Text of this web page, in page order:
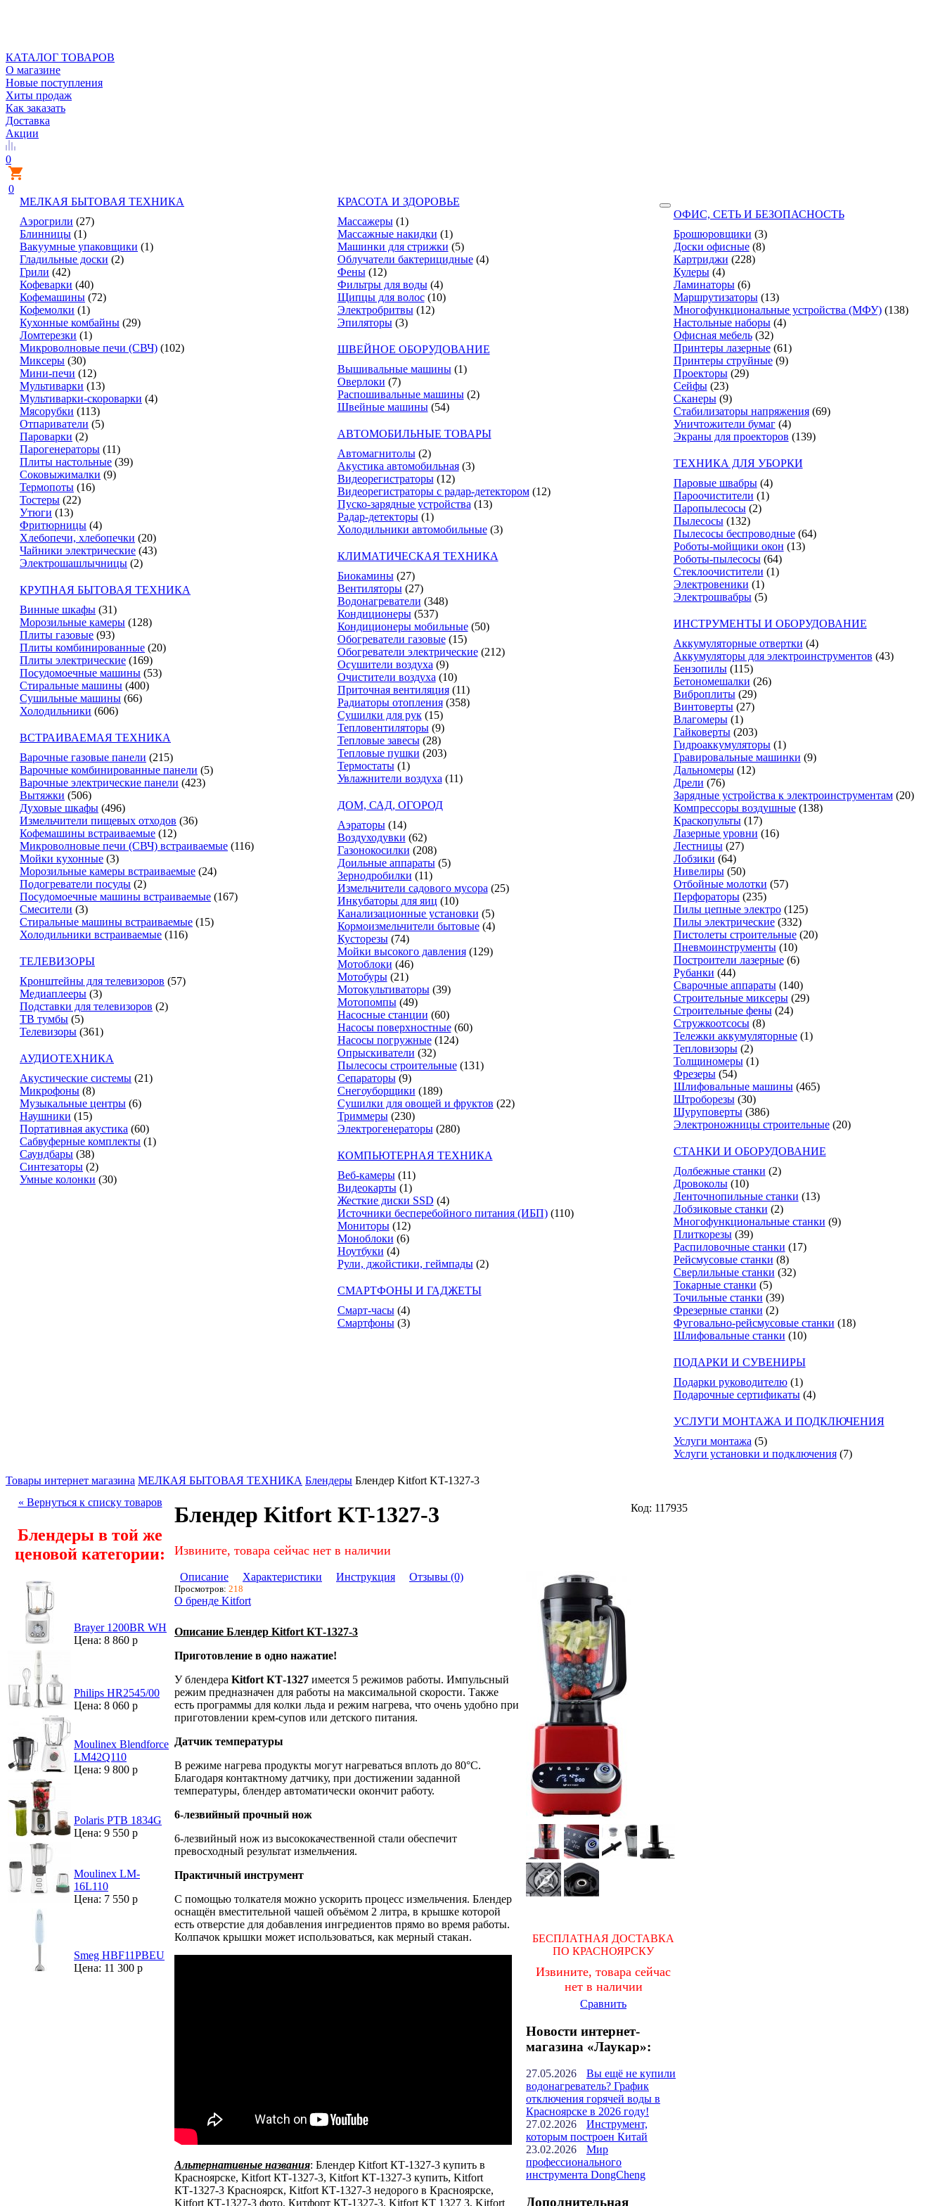
КАТАЛОГ ТОВАРОВ
О магазине
Новые поступления
Хиты продаж
Как заказать
Доставка
Акции
0
0
МЕЛКАЯ БЫТОВАЯ ТЕХНИКА
Аэрогрили (27)
Блинницы (1)
Вакуумные упаковщики (1)
Гладильные доски (2)
Грили (42)
Кофеварки (40)
Кофемашины (72)
Кофемолки (1)
Кухонные комбайны (29)
Ломтерезки (1)
Микроволновые печи (СВЧ) (102)
Миксеры (30)
Мини-печи (12)
Мультиварки (13)
Мультиварки-скороварки (4)
Мясорубки (113)
Отпариватели (5)
Пароварки (2)
Парогенераторы (11)
Плиты настольные (39)
Соковыжималки (9)
Термопоты (16)
Тостеры (22)
Утюги (13)
Фритюрницы (4)
Хлебопечи, хлебопечки (20)
Чайники электрические (43)
Электрошашлычницы (2)
КРУПНАЯ БЫТОВАЯ ТЕХНИКА
Винные шкафы (31)
Морозильные камеры (128)
Плиты газовые (93)
Плиты комбинированные (20)
Плиты электрические (169)
Посудомоечные машины (53)
Стиральные машины (400)
Сушильные машины (66)
Холодильники (606)
ВСТРАИВАЕМАЯ ТЕХНИКА
Варочные газовые панели (215)
Варочные комбинированные панели (5)
Варочные электрические панели (423)
Вытяжки (506)
Духовые шкафы (496)
Измельчители пищевых отходов (36)
Кофемашины встраиваемые (12)
Микроволновые печи (СВЧ) встраиваемые (116)
Мойки кухонные (3)
Морозильные камеры встраиваемые (24)
Подогреватели посуды (2)
Посудомоечные машины встраиваемые (167)
Смесители (3)
Стиральные машины встраиваемые (15)
Холодильники встраиваемые (116)
ТЕЛЕВИЗОРЫ
Кронштейны для телевизоров (57)
Медиаплееры (3)
Подставки для телевизоров (2)
ТВ тумбы (5)
Телевизоры (361)
АУДИОТЕХНИКА
Акустические системы (21)
Микрофоны (8)
Музыкальные центры (6)
Наушники (15)
Портативная акустика (60)
Сабвуферные комплекты (1)
Саундбары (38)
Синтезаторы (2)
Умные колонки (30)
КРАСОТА И ЗДОРОВЬЕ
Массажеры (1)
Массажные накидки (1)
Машинки для стрижки (5)
Облучатели бактерицидные (4)
Фены (12)
Фильтры для воды (4)
Щипцы для волос (10)
Электробритвы (12)
Эпиляторы (3)
ШВЕЙНОЕ ОБОРУДОВАНИЕ
Вышивальные машины (1)
Оверлоки (7)
Распошивальные машины (2)
Швейные машины (54)
АВТОМОБИЛЬНЫЕ ТОВАРЫ
Автомагнитолы (2)
Акустика автомобильная (3)
Видеорегистраторы (12)
Видеорегистраторы с радар-детектором (12)
Пуско-зарядные устройства (13)
Радар-детекторы (1)
Холодильники автомобильные (3)
КЛИМАТИЧЕСКАЯ ТЕХНИКА
Биокамины (27)
Вентиляторы (27)
Водонагреватели (348)
Кондиционеры (537)
Кондиционеры мобильные (50)
Обогреватели газовые (15)
Обогреватели электрические (212)
Осушители воздуха (9)
Очистители воздуха (10)
Приточная вентиляция (11)
Радиаторы отопления (358)
Сушилки для рук (15)
Тепловентиляторы (9)
Тепловые завесы (28)
Тепловые пушки (203)
Термостаты (1)
Увлажнители воздуха (11)
ДОМ, САД, ОГОРОД
Аэраторы (14)
Воздуходувки (62)
Газонокосилки (208)
Доильные аппараты (5)
Зернодробилки (11)
Измельчители садового мусора (25)
Инкубаторы для яиц (10)
Канализационные установки (5)
Кормоизмельчители бытовые (4)
Кусторезы (74)
Мойки высокого давления (129)
Мотоблоки (46)
Мотобуры (21)
Мотокультиваторы (39)
Мотопомпы (49)
Насосные станции (60)
Насосы поверхностные (60)
Насосы погружные (124)
Опрыскиватели (32)
Пылесосы строительные (131)
Сепараторы (9)
Снегоуборщики (189)
Сушилки для овощей и фруктов (22)
Триммеры (230)
Электрогенераторы (280)
КОМПЬЮТЕРНАЯ ТЕХНИКА
Веб-камеры (11)
Видеокарты (1)
Жесткие диски SSD (4)
Источники бесперебойного питания (ИБП) (110)
Мониторы (12)
Моноблоки (6)
Ноутбуки (4)
Рули, джойстики, геймпады (2)
СМАРТФОНЫ И ГАДЖЕТЫ
Смарт-часы (4)
Смартфоны (3)
ОФИС, СЕТЬ И БЕЗОПАСНОСТЬ
Брошюровщики (3)
Доски офисные (8)
Картриджи (228)
Кулеры (4)
Ламинаторы (6)
Маршрутизаторы (13)
Многофункциональные устройства (МФУ) (138)
Настольные наборы (4)
Офисная мебель (32)
Принтеры лазерные (61)
Принтеры струйные (9)
Проекторы (29)
Сейфы (23)
Сканеры (9)
Стабилизаторы напряжения (69)
Уничтожители бумаг (4)
Экраны для проекторов (139)
ТЕХНИКА ДЛЯ УБОРКИ
Паровые швабры (4)
Пароочистители (1)
Паропылесосы (2)
Пылесосы (132)
Пылесосы беспроводные (64)
Роботы-мойщики окон (13)
Роботы-пылесосы (64)
Стеклоочистители (1)
Электровеники (1)
Электрошвабры (5)
ИНСТРУМЕНТЫ И ОБОРУДОВАНИЕ
Аккумуляторные отвертки (4)
Аккумуляторы для электроинструментов (43)
Бензопилы (115)
Бетономешалки (26)
Виброплиты (29)
Винтоверты (27)
Влагомеры (1)
Гайковерты (203)
Гидроаккумуляторы (1)
Гравировальные машинки (9)
Дальномеры (12)
Дрели (76)
Зарядные устройства к электроинструментам (20)
Компрессоры воздушные (138)
Краскопульты (17)
Лазерные уровни (16)
Лестницы (27)
Лобзики (64)
Нивелиры (50)
Отбойные молотки (57)
Перфораторы (235)
Пилы цепные электро (125)
Пилы электрические (332)
Пистолеты строительные (20)
Пневмоинструменты (10)
Построители лазерные (6)
Рубанки (44)
Сварочные аппараты (140)
Строительные миксеры (29)
Строительные фены (24)
Стружкоотсосы (8)
Тележки аккумуляторные (1)
Тепловизоры (2)
Толщиномеры (1)
Фрезеры (54)
Шлифовальные машины (465)
Штроборезы (30)
Шуруповерты (386)
Электроножницы строительные (20)
СТАНКИ И ОБОРУДОВАНИЕ
Долбежные станки (2)
Дровоколы (10)
Ленточнопильные станки (13)
Лобзиковые станки (2)
Многофункциональные станки (9)
Плиткорезы (39)
Распиловочные станки (17)
Рейсмусовые станки (8)
Сверлильные станки (32)
Токарные станки (5)
Точильные станки (39)
Фрезерные станки (2)
Фуговально-рейсмусовые станки (18)
Шлифовальные станки (10)
ПОДАРКИ И СУВЕНИРЫ
Подарки руководителю (1)
Подарочные сертификаты (4)
УСЛУГИ МОНТАЖА И ПОДКЛЮЧЕНИЯ
Услуги монтажа (5)
Услуги установки и подключения (7)
Товары интернет магазина МЕЛКАЯ БЫТОВАЯ ТЕХНИКА Блендеры Блендер Kitfort KT-1327-3
« Вернуться к списку товаров
Блендеры в той же
ценовой категории:
Brayer 1200BR WH
Цена: 8 860 р
Philips HR2545/00
Цена: 8 060 р
Moulinex Blendforce
LM42Q110
Цена: 9 800 р
Polaris PTB 1834G
Цена: 9 550 р
Moulinex LM-
16L110
Цена: 7 550 р
Smeg HBF11PBEU
Цена: 11 300 р
Код: 117935
Блендер Kitfort KT-1327-3
Извините, товара сейчас нет в наличии
БЕСПЛАТНАЯ ДОСТАВКА
ПО КРАСНОЯРСКУ
Извините, товара сейчас
нет в наличии
Сравнить
Новости интернет-
магазина «Лаукар»:
27.05.2026
Вы ещё не купили
водонагреватель? График
отключения горячей воды в
Красноярске в 2026 году!
27.02.2026
Инструмент,
которым построен Китай
23.02.2026
Мир
профессионального
инструмента DongCheng
Дополнительная
Описание Характеристики Инструкция Отзывы (0)
Просмотров: 218
О бренде Kitfort
Описание Блендер Kitfort КТ-1327-3
Приготовление в одно нажатие!
У блендера Kitfort КТ-1327 имеется 5 режимов работы. Импульсный
режим предназначен для работы на максимальной скорости. Также
есть программы для колки льда и режим нагрева, что очень удобно при
приготовлении крем-супов или детского питания.
Датчик температуры
В режиме нагрева продукты могут нагреваться вплоть до 80°С.
Благодаря контактному датчику, при достижении заданной
температуры, блендер автоматически окончит работу.
6-лезвийный прочный нож
6-лезвийный нож из высококачественной стали обеспечит
превосходный результат измельчения.
Практичный инструмент
С помощью толкателя можно ускорить процесс измельчения. Блендер
оснащён вместительной чашей объёмом 2 литра, в крышке которой
есть отверстие для добавления ингредиентов прямо во время работы.
Колпачок крышки может использоваться, как мерный стакан.
Альтернативные названия: Блендер Kitfort КТ-1327-3 купить в
Красноярске, Kitfort КТ-1327-3, Kitfort КТ-1327-3 купить, Kitfort
КТ-1327-3 Красноярск, Kitfort КТ-1327-3 недорого в Красноярске,
Kitfort КТ-1327-3 фото, Китфорт КТ-1327-3, Kitfort КТ 1327 3, Kitfort